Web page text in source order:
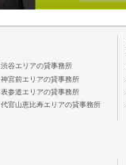
渋谷エリアの貸事務所
神宮前エリアの貸事務所
表参道エリアの貸事務所
代官山恵比寿エリアの貸事務所